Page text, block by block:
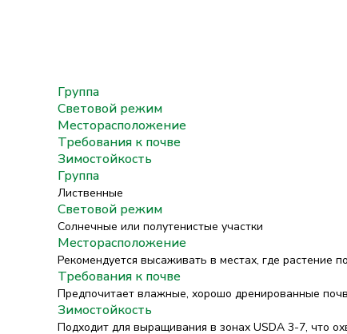
Группа
Световой режим
Месторасположение
Требования к почве
Зимостойкость
Группа
Лиственные
Световой режим
Солнечные или полутенистые участки
Месторасположение
Рекомендуется высаживать в местах, где растение
Требования к почве
Предпочитает влажные, хорошо дренированные
Зимостойкость
Подходит для выращивания в зонах USDA 3-7, что